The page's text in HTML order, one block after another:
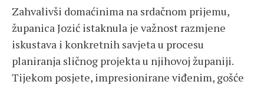
Zahvalivši domaćinima na srdačnom prijemu,
županica Jozić istaknula je važnost razmjene
iskustava i konkretnih savjeta u procesu
planiranja sličnog projekta u njihovoj županiji.
Tijekom posjete, impresionirane viđenim, gošće